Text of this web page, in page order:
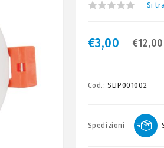
Si
€3,00 €12,00
Cod.: SLIP001002
Spedizioni